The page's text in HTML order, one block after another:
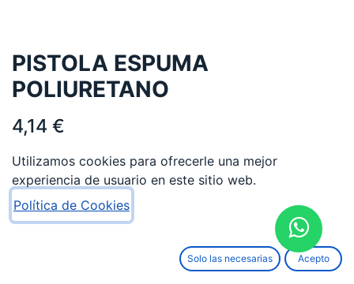
PISTOLA ESPUMA
POLIURETANO
4,14 €
AÑADIR AL CARRITO
Utilizamos cookies para ofrecerle una mejor
experiencia de usuario en este sitio web.
Política de Cookies
Solo las necesarias Acepto